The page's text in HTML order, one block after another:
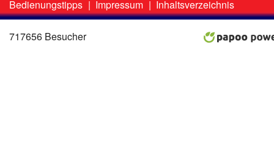
Zweit-
Menü
Bedienungstipps | Impressum | Inhaltsverzeichnis
717656 Besucher